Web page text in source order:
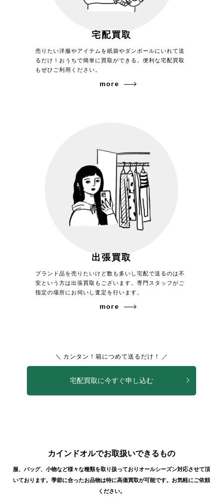
カインドオル代官山店でコモリ 26SS シルク
コットンジャケット D01-01022を買取致し
2026年7月買取
2026年7月買取
カインドオル吉祥寺店でコモリ 25SS コモリ
シャツ ブロード生地 ポケット レギュラーカ
ラー 開襟 長袖 シャツを買取致しました。
2026年7月買取
カインドオル代官山店でコモリ 25SS オック
ス ドローストリングパンツ ドローストリン
グパンツ B01-03010を買取致しました。
2026年7月買取
ス シャツ 長袖コットンシャツ B01-02013
を買取致しました。
カインドオル代官山店でコモリ 25SS オック
ス1938ジャケット B01-01011を買取致し
ました。
宅配買取
売りたい洋服やアイテムを紙袋やダンボールにいれて送
るだけ！おうちで簡単に買取ができる。便利な宅配買取
もぜひご利用ください。
more
出張買取
ブランド品を売りたいけど数も多いし宅配で送るのは不
安という方は出張買取もございます。専門スタッフがご
指定の場所にお伺いし査定を行います。
more
＼ カンタン！箱につめて送るだけ！ ／
宅配買取に今すぐ申し込む
カインドオルでお取扱いできるもの
服、バッグ、小物など様々な種類を取り扱っておりオールシーズン対応させて頂
いております。 季節に合ったお品物は特に高価買取が可能です。お気軽にご依頼
ください。